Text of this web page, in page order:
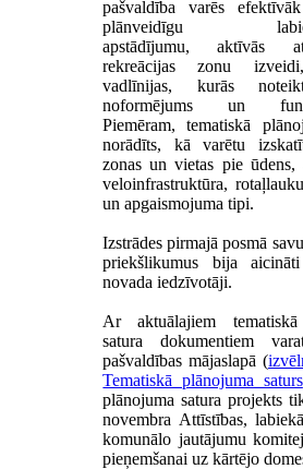
pašvaldība varēs
plānveidīgu
apstādījumu, aktīvās
rekreācijas zonu
vadlīnijas, kurās
noformējums un
Piemēram, tematiskā
norādīts, kā varētu
zonas un vietas pie ūdens,
veloinfrastruktūra,
un apgaismojuma tipi.
Izstrādes pirmajā posmā
priekšlikumus bija
novada iedzīvotāji.
Ar aktuālajiem tematiskā
satura dokumentiem
pašvaldības mājaslapā (
Tematiskā plānojuma saturs
plānojuma satura projekts
novembra Attīstības,
komunālo jautājumu
pieņemšanai uz kārtējo